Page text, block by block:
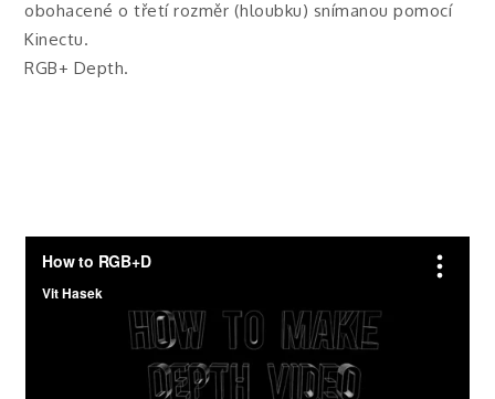
obohacené o třetí rozměr (hloubku) snímanou pomocí
Kinectu.
RGB+ Depth.